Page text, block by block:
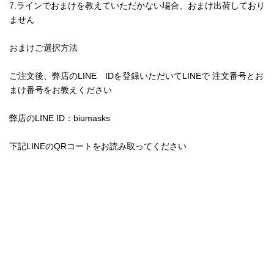
7.ラインでおまけを教えていただかない場合、おまけ出荷しており
ません
おまけご選択方法
ご注文後、弊店のLINE IDを登録いただいてLINEで 注文番号とお
まけ番号をお教えください
弊店のLINE ID：biumasks
下記LINEのQRコートをお読み取ってください